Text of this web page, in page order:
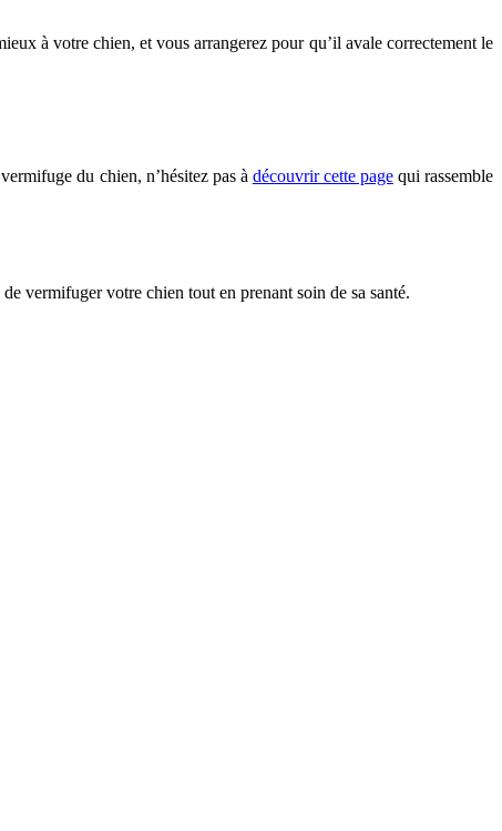
à votre chien, et vous arrangerez pour qu’il avale correctement le
du chien, n’hésitez pas à découvrir cette pagequi rassemble
vermifuger votre chien tout en prenant soin de sa santé.